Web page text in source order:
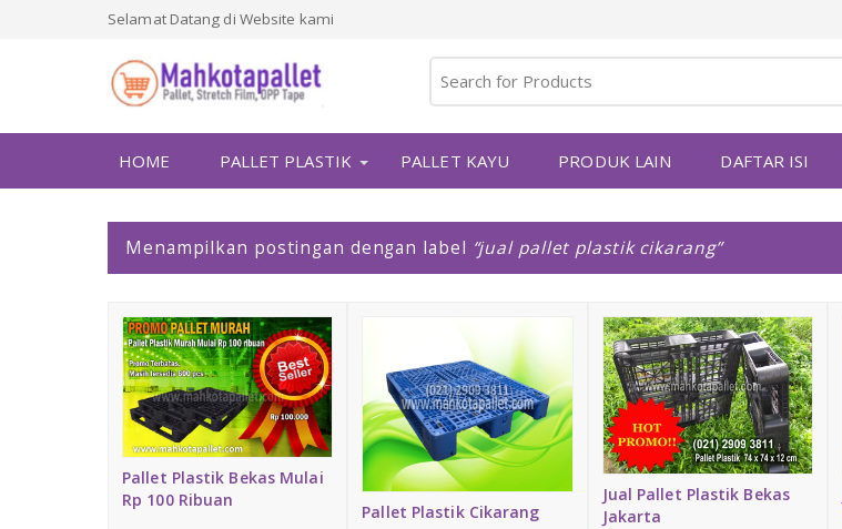
Selamat Datang di Website kami
HOME PALLET PLASTIK PALLET KAYU PRODUK LAIN DAFTAR ISI
Menampilkan postingan dengan label jual pallet plastik cikarang
Pallet Plastik Bekas Mulai
Rp 100 Ribuan
Pallet Plastik Cikarang
Jual Pallet Plastik Bekas
Jakarta